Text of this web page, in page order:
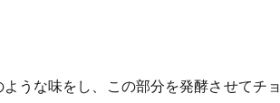
うな味をし、この部分を発酵させてチョ